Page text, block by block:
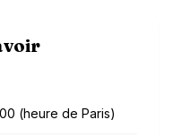
(heure de Paris)